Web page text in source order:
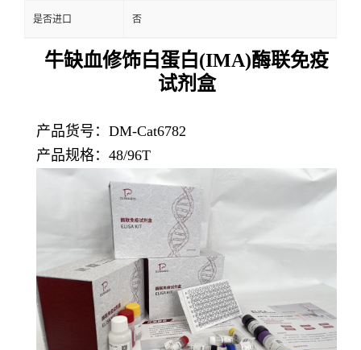
是否进口 否
牛缺血修饰白蛋白(IMA)酶联免疫
试剂盒
产品货号：DM-Cat6782
产品规格：48/96T